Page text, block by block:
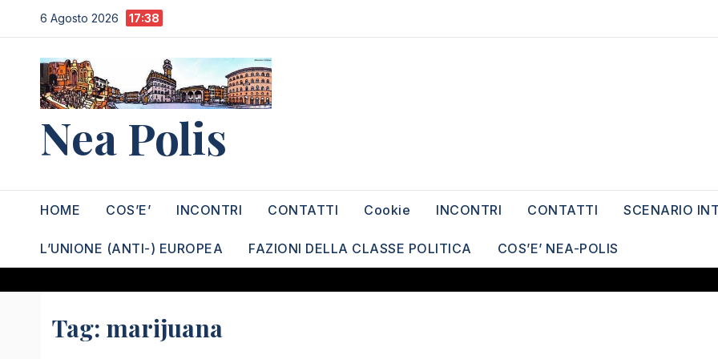
al
contenuto
6 Agosto 2026 17:38
Nea Polis
HOME COS’E’ INCONTRI CONTATTI Cookie INCONTRI CONTATTI SCENARIO
L’UNIONE (ANTI-) EUROPEA FAZIONI DELLA CLASSE POLITICA COS’E’ NEA-POLIS
Tag: marijuana